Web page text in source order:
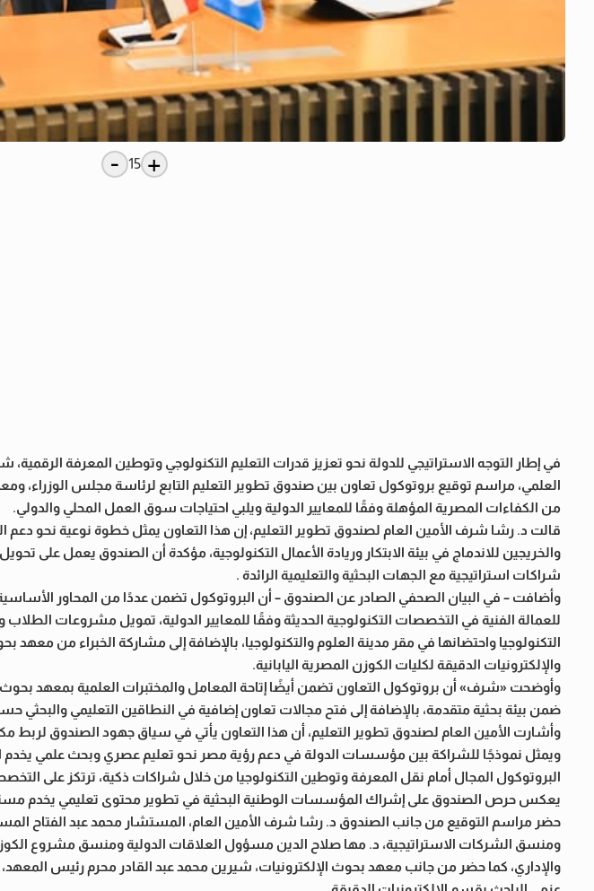
+
15
-
في إطار التوجه الاستراتيجي للدولة نحو تعزيز قدرات التعليم التكنولوجي وتوطين المعرفة الرقمية،
العلمي، مراسم توقيع بروتوكول تعاون بين صندوق تطوير التعليم التابع لرئاسة مجلس الوزراء،
من الكفاءات المصرية المؤهلة وفقًا للمعايير الدولية ويلبي احتياجات سوق العمل المحلي والدولي.
قالت د. رشا شرف الأمين العام لصندوق تطوير التعليم، إن هذا التعاون يمثل خطوة نوعية نحو دعم
والخريجين للاندماج في بيئة الابتكار وريادة الأعمال التكنولوجية، مؤكدة أن الصندوق يعمل على
شراكات استراتيجية مع الجهات البحثية والتعليمية الرائدة .
وأضافت – في البيان الصحفي الصادر عن الصندوق – أن البروتوكول تضمن عددًا من المحاور الأساسية
للعمالة الفنية في التخصصات التكنولوجية الحديثة وفقًا للمعايير الدولية، تمويل مشروعات
التكنولوجيا واحتضانها في مقر مدينة العلوم والتكنولوجيا، بالإضافة إلى مشاركة الخبراء من
والإلكترونيات الدقيقة لكليات الكوزن المصرية اليابانية.
وأوضحت «شرف» أن بروتوكول التعاون تضمن أيضًا إتاحة المعامل والمختبرات العلمية بمعهد بحوث
ضمن بيئة بحثية متقدمة، بالإضافة إلى فتح مجالات تعاون إضافية في النطاقين التعليمي والبحثي
وأشارت الأمين العام لصندوق تطوير التعليم، أن هذا التعاون يأتي في سياق جهود الصندوق لربط
ويمثل نموذجًا للشراكة بين مؤسسات الدولة في دعم رؤية مصر نحو تعليم عصري وبحث علمي يخدم
البروتوكول المجال أمام نقل المعرفة وتوطين التكنولوجيا من خلال شراكات ذكية، ترتكز على
يعكس حرص الصندوق على إشراك المؤسسات الوطنية البحثية في تطوير محتوى تعليمي يخدم
حضر مراسم التوقيع من جانب الصندوق د. رشا شرف الأمين العام، المستشار محمد عبد الفتاح
ومنسق الشركات الاستراتيجية، د. مها صلاح الدين مسؤول العلاقات الدولية ومنسق مشروع الكوزن
والإداري، كما حضر من جانب معهد بحوث الإلكترونيات، شيرين محمد عبد القادر محرم رئيس